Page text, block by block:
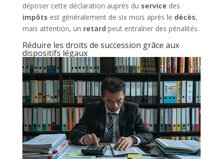
déposer cette déclaration auprès du service des
impôts est généralement de six mois après le décès,
mais attention, un retard peut entraîner des pénalités.
Réduire les droits de succession grâce aux
dispositifs légaux